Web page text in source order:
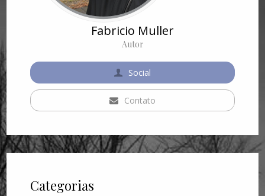
Fabricio Muller
Autor
Social
Contato
Categorias